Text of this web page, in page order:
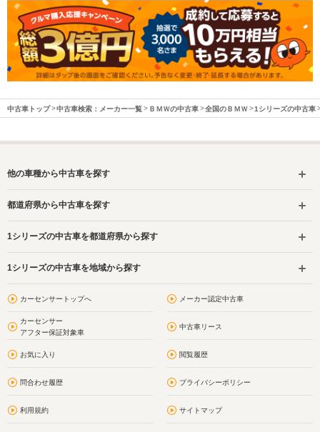
中古車トップ 中古車検索：メーカー一覧 ＢＭＷの中古車 全国のＢＭＷ 1シリーズの中古車
他の車種から中古車を探す
都道府県から中古車を探す
1シリーズの中古車を都道府県から探す
1シリーズの中古車を地域から探す
カーセンサートップへ メーカー認定中古車
カーセンサー
アフター保証対象車
中古車リース
お気に入り 閲覧履歴
問合わせ履歴 プライバシーポリシー
利用規約 サイトマップ